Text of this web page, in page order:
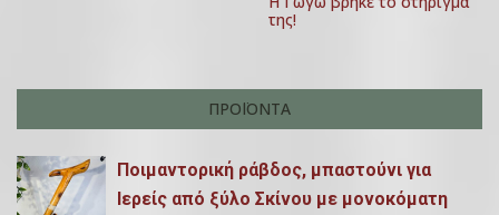
ν
της!
ΠΡΟΪΌΝΤΑ
Ποιμαντορική ράβδος, μπαστούνι για
Ιερείς από ξύλο Σκίνου με μονοκόματη